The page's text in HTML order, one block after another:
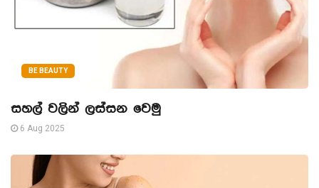
BE BEAUTY
සහල් වලින් ලස්සන වෙමු
6 Aug 2025